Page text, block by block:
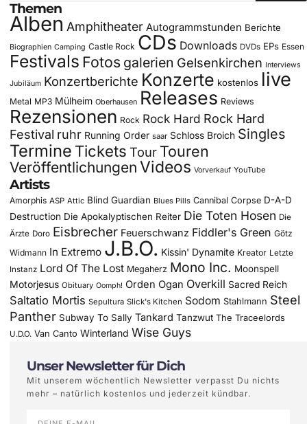
Themen
Alben Amphitheater Autogrammstunden Berichte
Biographien Camping Castle Rock CDs Downloads DVDs EPs Essen
Festivals Fotos galerien Gelsenkirchen Interviews
Jubiläum Konzertberichte Konzerte kostenlos live
Metal MP3 Mülheim Oberhausen Releases Reviews
Rezensionen Rock Rock Hard Rock Hard
Festival ruhr Running Order saar Schloss Broich Singles
Termine Tickets Tour Touren
Veröffentlichungen Videos Vorverkauf YouTube
Artists
Amorphis ASP Attic Blind Guardian Blues Pills Cannibal Corpse D-A-D
Destruction Die Apokalyptischen Reiter Die Toten Hosen Die
Ärzte Doro Eisbrecher Feuerschwanz Fiddler's Green Götz
Widmann In Extremo J.B.O. Kissin' Dynamite Kreator Letzte
Instanz Lord Of The Lost Megaherz Mono Inc. Moonspell
Motorjesus Obituary Oomph! Orden Ogan Overkill Sacred Reich
Saltatio Mortis Sepultura Slick's Kitchen Sodom Stahlmann Steel
Panther Subway To Sally Tankard Tanzwut The Traceelords
U.D.O. Van Canto Winterland Wise Guys
Unser Newsletter für Dich
Mit unserem wöchentlich Newsletter verpasst Du nichts
mehr – natürlich kostenlos und jederzeit kündbar.